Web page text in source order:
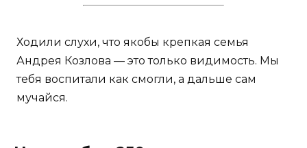
Ходили слухи, что якобы крепкая семья
Андрея Козлова — это только видимость. Мы
тебя воспитали как смогли, а дальше сам
мучайся.